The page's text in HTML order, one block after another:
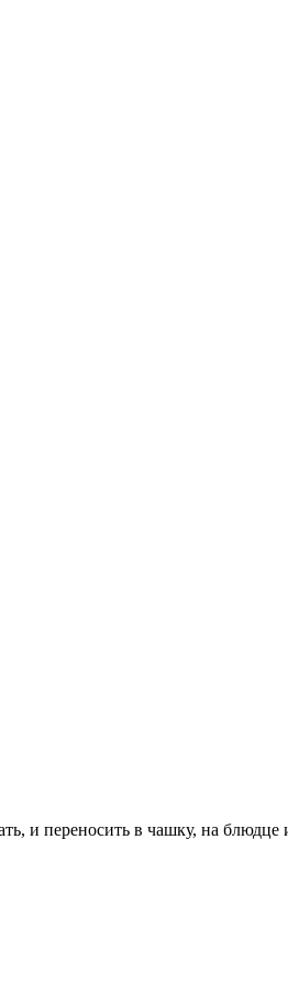
и переносить в чашку, на блюдце